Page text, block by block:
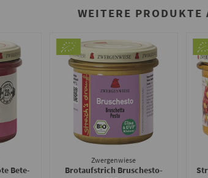
WEITERE
Bete-
Zwergenwiese
Brotaufstrich Bruschesto-